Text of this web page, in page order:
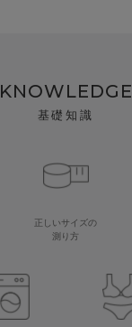
KNOWLEDGE
基礎知識
正しいサイズの
測り方